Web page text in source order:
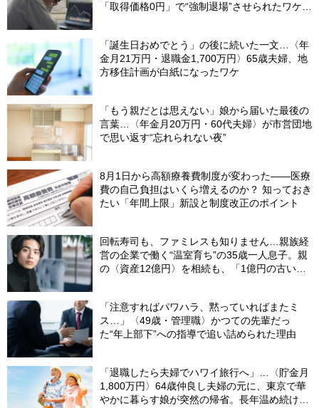
「取得価格0円」で“強制退場”させられたワケ
「誕生日おめでとう」の後に続いた一文…〈年
金月21万円・退職金1,700万円〉65歳夫婦、地
方移住計画が白紙になったワケ
「もう親だとは思えない」娘から届いた最後の
言葉…〈年金月20万円・60代夫婦〉が市営団地
で思い返す“忘れられない夜”
8月1日から高額療養費制度が変わった――医療
費の自己負担はいくら増えるのか？ 知っておき
たい「年間上限」新設と制度改正のポイント
回転寿司も、ファミレスも知りません…親族経
営の企業で働く“温室育ち”の35歳一人息子。親
の〈資産12億円〉を相続も、「1億円の古いビ
「注意すればパワハラ、黙っていればまたミ
ス…」〈49歳・管理職〉かつての先輩だっ
た“年上部下”への指導で追い詰められた理由
「退職したら夫婦でハワイ旅行へ」…〈貯金月
1,800万円〉64歳仲良し夫婦の元に、東京で華
やかに暮らす娘が突然の帰省。長年温め続けた